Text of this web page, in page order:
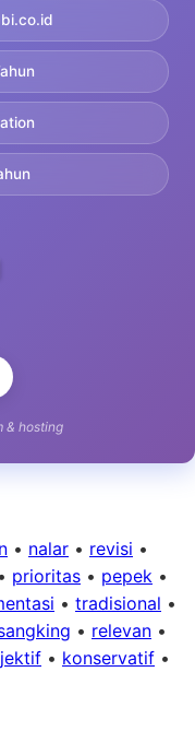
& hosting
• nalar • revisi •
• prioritas • pepek •
• tradisional •
• relevan •
• konservatif •